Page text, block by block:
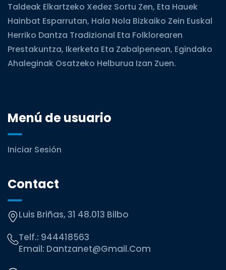
Taldeak Elkartzeko Xedez Sortu Zen, Eta Hauek
Hainbat Esparrutan, Hala Nola Bizkaiko Zein Euskal
Herriko Dantza Tradizional Eta Folklorearen
Prestakuntza, Ikerketa Eta Zabalpenean, Egindako
Ahaleginak Osatzeko Helburua Izan Zuen.
Menú de usuario
Iniciar Sesión
Contact
Luis Briñas, 31 48.013 Bilbo
Telf.: 944418563
Email: Dantzanet@gmail.com